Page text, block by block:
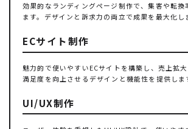
効果的なランディングページ制作で、集客や転換
ます。デザインと訴求力の両立で成果を最大化し
ECサイト制作
魅力的で使いやすいECサイトを構築し、売上拡
満足度を向上させるデザインと機能性を提供しま
UI/UX制作